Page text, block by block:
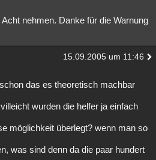
nehmen. Danke für die Warnung
15.09.2005 um 11:46
das es theoretisch machbar
wurden die helfer ja einfach
möglichkeit überlegt? wenn man so
was sind denn da die paar hundert